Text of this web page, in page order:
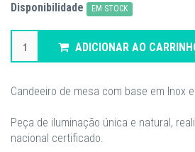
Disponibilidade EM STOCK
ADICIONAR AO
Candeeiro de mesa com base em Inox
Peça de iluminação única e natural,
nacional certificado.